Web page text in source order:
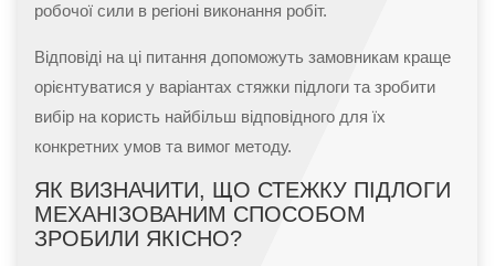
робочої сили в регіоні виконання робіт.
Відповіді на ці питання допоможуть замовникам краще
орієнтуватися у варіантах стяжки підлоги та зробити
вибір на користь найбільш відповідного для їх
конкретних умов та вимог методу.
ЯК ВИЗНАЧИТИ, ЩО СТЕЖКУ ПІДЛОГИ
МЕХАНІЗОВАНИМ СПОСОБОМ
ЗРОБИЛИ ЯКІСНО?